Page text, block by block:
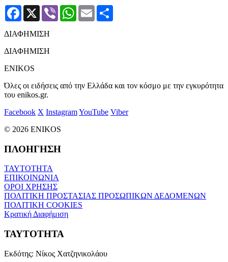
Facebook
X Viber WhatsApp
Email
ΔΙΑΦΗΜΙΣΗ
ΔΙΑΦΗΜΙΣΗ
ENIKOS
Όλες οι ειδήσεις από την Ελλάδα και τον κόσμο με την εγκυρότητα
του enikos.gr.
Facebook X InstagramYouTube Viber
© 2026 ENIKOS
ΠΛΟΗΓΗΣΗ
ΤΑΥΤΟΤΗΤΑ
ΕΠΙΚΟΙΝΩΝΙΑ
ΟΡΟΙ ΧΡΗΣΗΣ
ΠΟΛΙΤΙΚΗ ΠΡΟΣΤΑΣΙΑΣ ΠΡΟΣΩΠΙΚΩΝ ΔΕΔΟΜΕΝΩΝ
ΠΟΛΙΤΙΚΗ COOKIES
Κρατική Διαφήμιση
ΤΑΥΤΟΤΗΤΑ
Εκδότης: Νίκος Χατζηνικολάου